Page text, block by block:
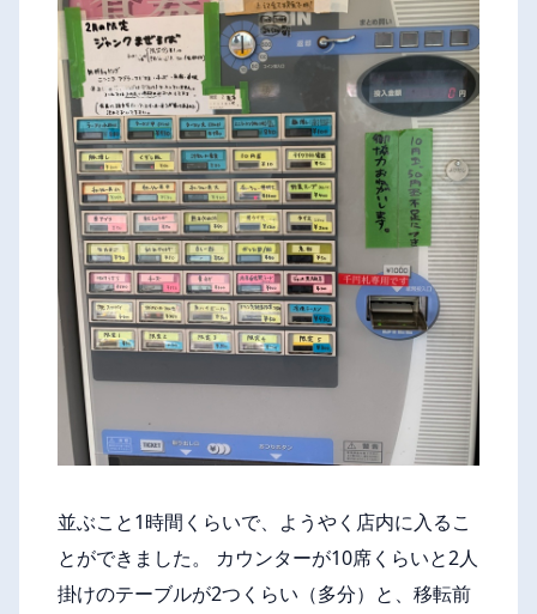
並ぶこと1時間くらいで、ようやく店内に入るこ
とができました。 カウンターが10席くらいと2人
掛けのテーブルが2つくらい（多分）と、移転前